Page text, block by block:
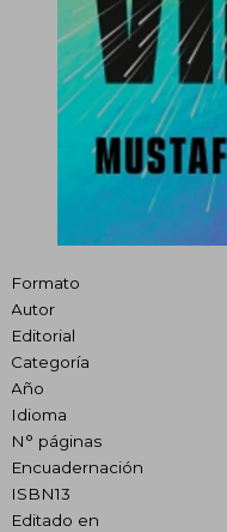
Formato
Autor
Editorial
Categoría
Año
Idioma
N° páginas
Encuadernación
ISBN13
Editado en